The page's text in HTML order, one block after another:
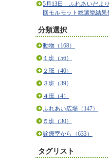
5月13日 ふれあいだよ
回モルモット総選挙結果
分類選択
動物（168）
１班（56）
２班（40）
３班（39）
４班（4）
ふれあい広場（147）
５班（30）
診療室から（633）
タグリスト